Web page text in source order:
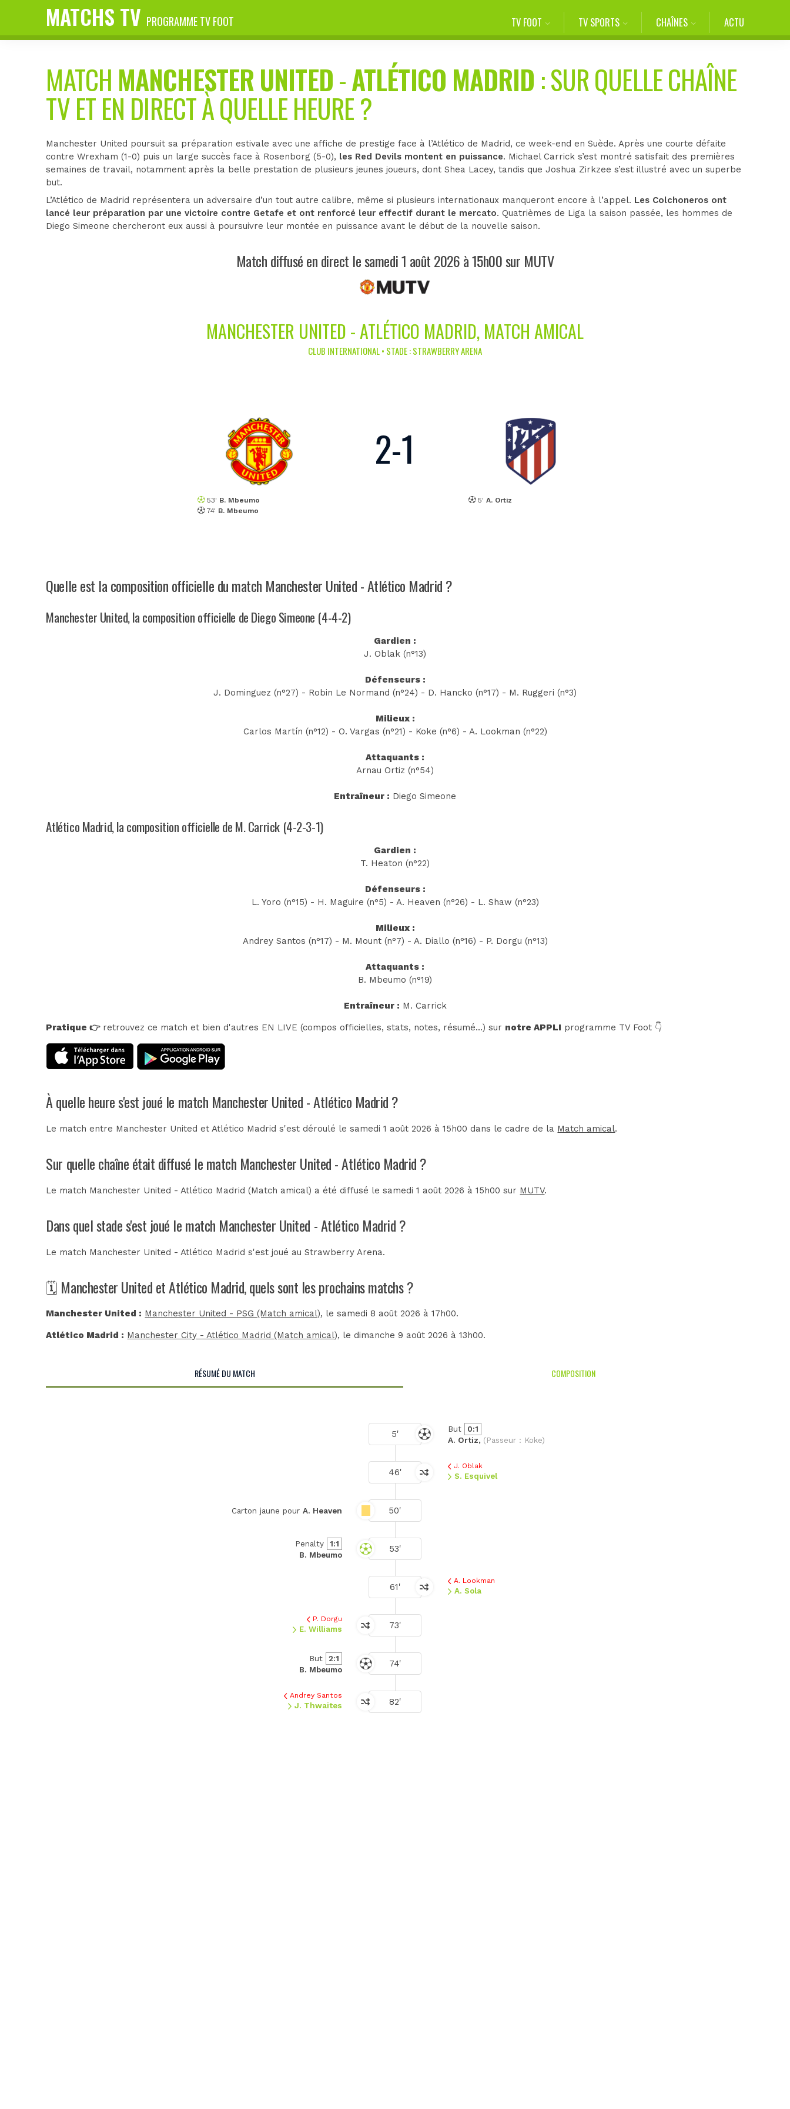
MATCHS TV PROGRAMME TV FOOT TV FOOT TV SPORTS CHAÎNES ACTU
MATCH MANCHESTER UNITED-ATLÉTICO MADRID : SUR QUELLE CHAÎNE
TV ET EN DIRECT À QUELLE HEURE ?
Manchester United poursuit sa préparation estivale avec une affiche de prestige face à l’Atlético de Madrid, ce week-end en Suède. Après une courte défaite
contre Wrexham (1-0) puis un large succès face à Rosenborg (5-0), les Red Devils montent en puissance. Michael Carrick s’est montré satisfait des premières
semaines de travail, notamment après la belle prestation de plusieurs jeunes joueurs, dont Shea Lacey, tandis que Joshua Zirkzee s’est illustré avec un superbe
but.
L’Atlético de Madrid représentera un adversaire d’un tout autre calibre, même si plusieurs internationaux manqueront encore à l’appel. Les Colchoneros ont
lancé leur préparation par une victoire contre Getafe et ont renforcé leur effectif durant le mercato. Quatrièmes de Liga la saison passée, les hommes de
Diego Simeone chercheront eux aussi à poursuivre leur montée en puissance avant le début de la nouvelle saison.
Match diffusé en direct le samedi 1 août 2026 à 15h00 sur MUTV
MANCHESTER UNITED - ATLÉTICO MADRID, MATCH AMICAL
CLUB INTERNATIONAL • STADE : STRAWBERRY ARENA
53' B. Mbeumo
74' B. Mbeumo
2-1
5'A. Ortiz
Quelle est la composition officielle du match Manchester United - Atlético Madrid ?
Manchester United, la composition officielle de Diego Simeone (4-4-2)
Gardien :
J. Oblak (n°13)
Défenseurs :
J. Dominguez (n°27) - Robin Le Normand (n°24) - D. Hancko (n°17) - M. Ruggeri (n°3)
Milieux :
Carlos Martín (n°12) - O. Vargas (n°21) - Koke (n°6) - A. Lookman (n°22)
Attaquants :
Arnau Ortiz (n°54)
Entraîneur : Diego Simeone
Atlético Madrid, la composition officielle de M. Carrick (4-2-3-1)
Gardien :
T. Heaton (n°22)
Défenseurs :
L. Yoro (n°15) - H. Maguire (n°5) - A. Heaven (n°26) - L. Shaw (n°23)
Milieux :
Andrey Santos (n°17) - M. Mount (n°7) - A. Diallo (n°16) - P. Dorgu (n°13)
Attaquants :
B. Mbeumo (n°19)
Entraîneur : M. Carrick
Pratique 👉retrouvez ce match et bien d'autres EN LIVE (compos officielles, stats, notes, résumé...) sur notre APPLI programme TV Foot 👇
À quelle heure s'est joué le match Manchester United - Atlético Madrid ?
Le match entre Manchester United et Atlético Madrid s'est déroulé le samedi 1 août 2026 à 15h00 dans le cadre de la Match amical.
Sur quelle chaîne était diffusé le match Manchester United - Atlético Madrid ?
Le match Manchester United - Atlético Madrid (Match amical) a été diffusé le samedi 1 août 2026 à 15h00 sur MUTV.
Dans quel stade s'est joué le match Manchester United - Atlético Madrid ?
Le match Manchester United - Atlético Madrid s'est joué auStrawberry Arena.
🗓️ Manchester United et Atlético Madrid, quels sont les prochains matchs ?
Manchester United : Manchester United - PSG (Match amical), le samedi 8 août 2026 à 17h00.
Atlético Madrid : Manchester City - Atlético Madrid (Match amical), le dimanche 9 août 2026 à 13h00.
RÉSUMÉ DU MATCH COMPOSITION
5' But
0:1
A. Ortiz, (Passeur : Koke)
46'
J. Oblak
S. Esquivel
50'
Carton jaune pour A. Heaven
53'
Penalty
1:1
B. Mbeumo
61'
A. Lookman
A. Sola
73'
P. Dorgu
E. Williams
74'
But
2:1
B. Mbeumo
82'
Andrey Santos
J. Thwaites